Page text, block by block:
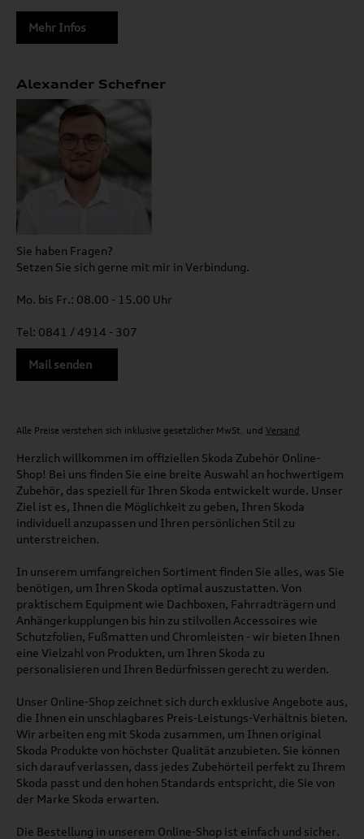
Mehr Infos
Alexander Schefner
Sie haben Fragen?
Setzen Sie sich gerne mit mir in Verbindung.
Mo. bis Fr.: 08.00 - 15.00 Uhr
Tel: 0841 / 4914 - 307
Mail senden
Alle Preise verstehen sich inklusive gesetzlicher MwSt. und Versand
Herzlich willkommen im offiziellen Skoda Zubehör Online-
Shop! Bei uns finden Sie eine breite Auswahl an hochwertigem
Zubehör, das speziell für Ihren Skoda entwickelt wurde. Unser
Ziel ist es, Ihnen die Möglichkeit zu geben, Ihren Skoda
individuell anzupassen und Ihren persönlichen Stil zu
unterstreichen.
In unserem umfangreichen Sortiment finden Sie alles, was Sie
benötigen, um Ihren Skoda optimal auszustatten. Von
praktischem Equipment wie Dachboxen, Fahrradträgern und
Anhängerkupplungen bis hin zu stilvollen Accessoires wie
Schutzfolien, Fußmatten und Chromleisten - wir bieten Ihnen
eine Vielzahl von Produkten, um Ihren Skoda zu
personalisieren und Ihren Bedürfnissen gerecht zu werden.
Unser Online-Shop zeichnet sich durch exklusive Angebote aus,
die Ihnen ein unschlagbares Preis-Leistungs-Verhältnis bieten.
Wir arbeiten eng mit Skoda zusammen, um Ihnen original
Skoda Produkte von höchster Qualität anzubieten. Sie können
sich darauf verlassen, dass jedes Zubehörteil perfekt zu Ihrem
Skoda passt und den hohen Standards entspricht, die Sie von
der Marke Skoda erwarten.
Die Bestellung in unserem Online-Shop ist einfach und sicher.